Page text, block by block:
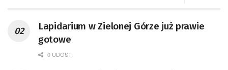
Lapidarium w Zielonej Górze już prawie
gotowe
0 UDOST.